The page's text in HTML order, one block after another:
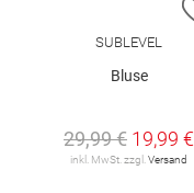
SUBLEVEL
Bluse
29,99 € 19,99 €
inkl. MwSt. zzgl. Versand